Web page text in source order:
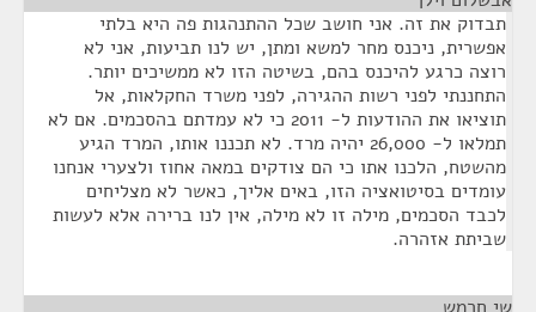
תבדוק את זה. אני חושב שכל ההתנהגות פה היא בלתי
אפשרית, ניכנס מחר למשא ומתן, יש לנו תביעות, אני לא
רוצה כרגע להיכנס בהם, בשיטה הזו לא ממשיכים יותר.
התחננתי לפני רשות ההגירה, לפני משרד החקלאות, אל
תוציאו את ההודעות ל- 2011 כי לא עמדתם בהסכמים. אם לא
תמלאו ל- 26,000 יהיה מרד. לא תכננו אותו, המרד הגיע
מהשטח, הלכנו אתו כי הם צודקים במאה אחוז ולצערי אנחנו
עומדים בסיטואציה הזו, באים אליך, כאשר לא מצליחים
לכבד הסכמים, מילה זו לא מילה, אין לנו ברירה אלא לעשות
שביתת אזהרה.